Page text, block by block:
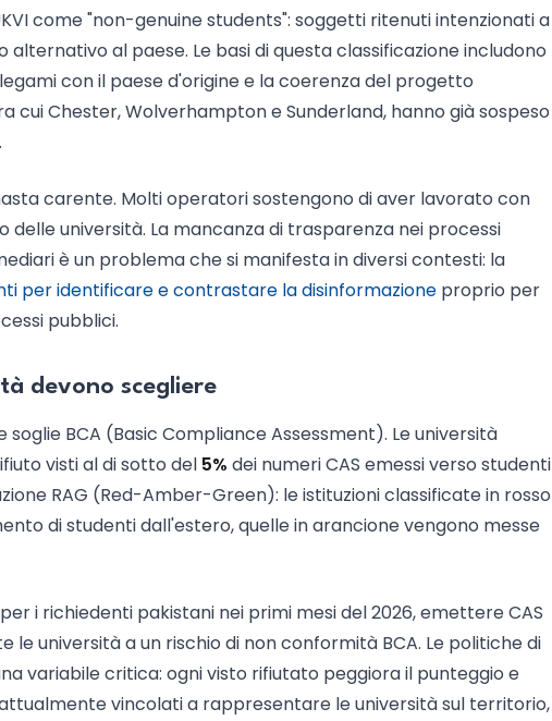
come "non-genuine students": soggetti ritenuti intenzionati a
al paese. Le basi di questa classificazione includono
con il paese d'origine e la coerenza del progetto
cui Chester, Wolverhampton e Sunderland, hanno già sospeso
carente. Molti operatori sostengono di aver lavorato con
università. La mancanza di trasparenza nei processi
è un problema che si manifesta in diversi contesti: la
per identificare e contrastare la disinformazione proprio per
pubblici.
devono scegliere
BCA (Basic Compliance Assessment). Le università
visti al di sotto del 5% dei numeri CAS emessi verso studenti
RAG (Red-Amber-Green): le istituzioni classificate in rosso
di studenti dall'estero, quelle in arancione vengono messe
i richiedenti pakistani nei primi mesi del 2026, emettere CAS
università a un rischio di non conformità BCA. Le politiche di
variabile critica: ogni visto rifiutato peggiora il punteggio e
vincolati a rappresentare le università sul territorio,